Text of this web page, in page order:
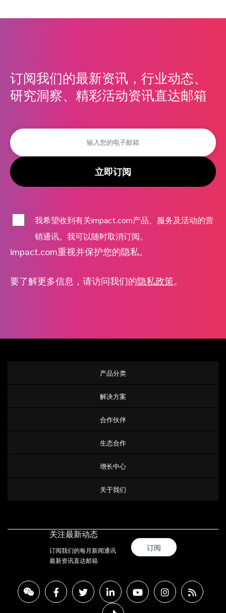
订阅我们的最新资讯，行业动态、
研究洞察、精彩活动资讯直达邮箱
立即订阅
我希望收到有关impact.com产品、服务及活动的营
销通讯。我可以随时取消订阅。
impact.com重视并保护您的隐私。
要了解更多信息，请访问我们的隐私政策。
产品分类
解决方案
合作伙伴
生态合作
增长中心
关于我们
关注最新动态
订阅我们的每月新闻通讯
最新资讯直达邮箱
订阅